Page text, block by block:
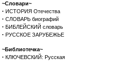
~Словари~
· ИСТОРИЯ Отечества
· СЛОВАРЬ биографий
· БИБЛЕЙСКИЙ словарь
· РУССКОЕ ЗАРУБЕЖЬЕ
~Библиотечка~
· КЛЮЧЕВСКИЙ: Русская